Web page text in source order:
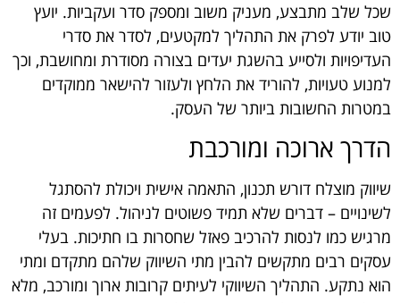
שכל שלב מתבצע, מעניק משוב ומספק סדר ועקביות. יועץ
טוב יודע לפרק את התהליך למקטעים, לסדר את סדרי
העדיפויות ולסייע בהשגת יעדים בצורה מסודרת ומחושבת, וכך
למנוע טעויות, להוריד את הלחץ ולעזור להישאר ממוקדים
במטרות החשובות ביותר של העסק.
הדרך ארוכה ומורכבת
שיווק מוצלח דורש תכנון, התאמה אישית ויכולת להסתגל
לשינויים – דברים שלא תמיד פשוטים לניהול. לפעמים זה
מרגיש כמו לנסות להרכיב פאזל שחסרות בו חתיכות. בעלי
עסקים רבים מתקשים להבין מתי השיווק שלהם מתקדם ומתי
הוא נתקע. התהליך השיווקי לעיתים קרובות ארוך ומורכב, מלא